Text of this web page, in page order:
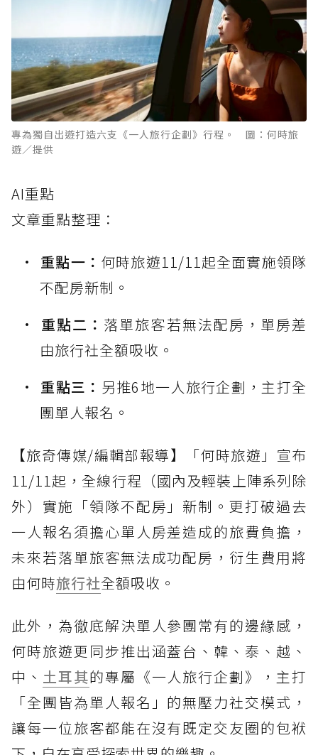
專為獨自出遊打造六支《一人旅行企劃》行程。 圖：何時旅
遊／提供
AI重點
文章重點整理：
重點一： 何時旅遊11/11起全面實施領隊
不配房新制。
重點二： 落單旅客若無法配房，單房差
由旅行社全額吸收。
重點三： 另推6地一人旅行企劃，主打全
團單人報名。
【旅奇傳媒/編輯部報導】「何時旅遊」宣布
11/11起，全線行程（國內及輕裝上陣系列除
外）實施「領隊不配房」新制。更打破過去
一人報名須擔心單人房差造成的旅費負擔，
未來若落單旅客無法成功配房，衍生費用將
由何時旅行社全額吸收。
此外，為徹底解決單人參團常有的邊緣感，
何時旅遊更同步推出涵蓋台、韓、泰、越、
中、 土耳其的專屬《一人旅行企劃》，主打
「全團皆為單人報名」的無壓力社交模式，
讓每一位旅客都能在沒有既定交友圈的包袱